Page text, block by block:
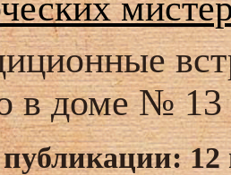
в доме № 13